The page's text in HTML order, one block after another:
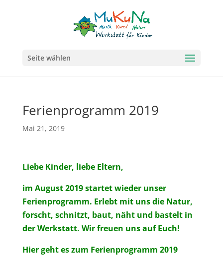
Seite wählen
Ferienprogramm 2019
Mai 21, 2019
Liebe Kinder, liebe Eltern,
im August 2019 startet wieder unser
Ferienprogramm. Erlebt mit uns die Natur,
forscht, schnitzt, baut, näht und bastelt in
der Werkstatt. Wir freuen uns auf Euch!
Hier geht es zum Ferienprogramm 2019